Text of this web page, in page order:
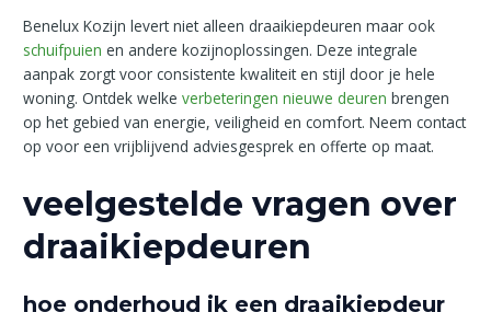
Benelux Kozijn levert niet alleen draaikiepdeuren maar ook
schuifpuien en andere kozijnoplossingen. Deze integrale
aanpak zorgt voor consistente kwaliteit en stijl door je hele
woning. Ontdek welkeverbeteringen nieuwe deuren brengen
op het gebied van energie, veiligheid en comfort. Neem contact
op voor een vrijblijvend adviesgesprek en offerte op maat.
veelgestelde vragen over
draaikiepdeuren
hoe onderhoud ik een draaikiepdeur